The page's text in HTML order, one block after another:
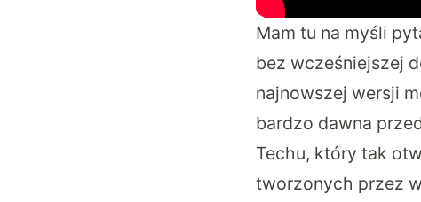
Mam tu na myśli
bez wcześniejszej
najnowszej wersji
bardzo dawna
Techu, który tak
tworzonych przez